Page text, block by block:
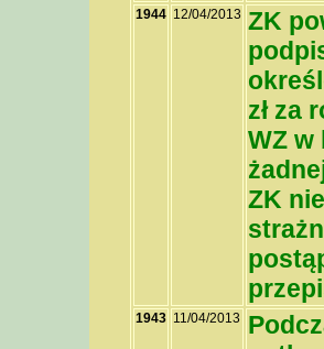
1944 12/04/2013 ZK
zł za
WZ w
ZK
1943 11/04/2013